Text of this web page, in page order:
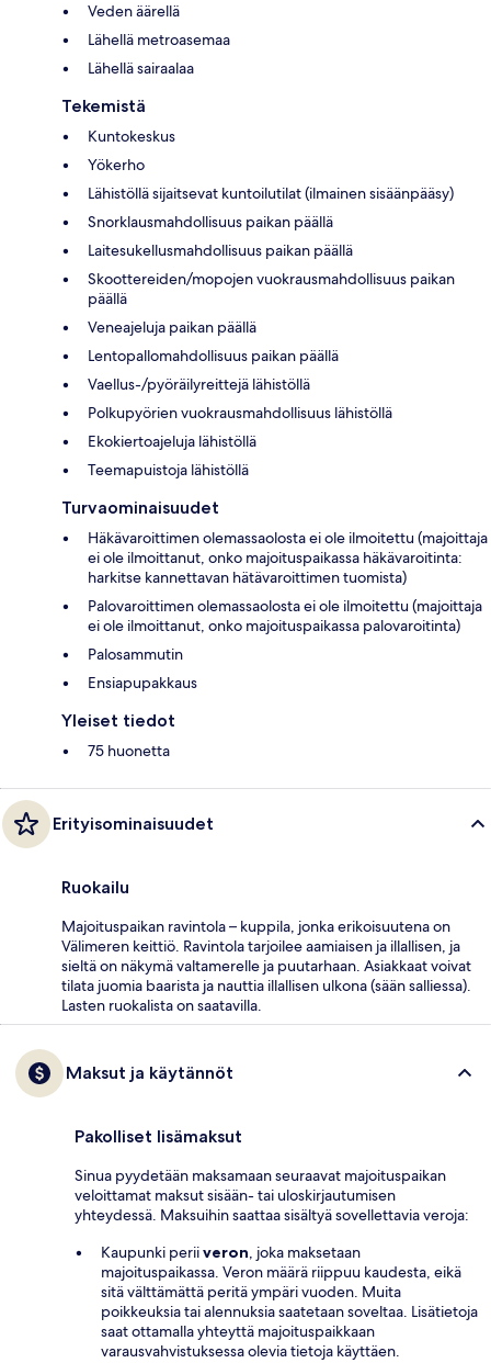
Veden äärellä
Lähellä metroasemaa
Lähellä sairaalaa
Tekemistä
Kuntokeskus
Yökerho
Lähistöllä sijaitsevat kuntoilutilat (ilmainen sisäänpääsy)
Snorklausmahdollisuus paikan päällä
Laitesukellusmahdollisuus paikan päällä
Skoottereiden/mopojen vuokrausmahdollisuus paikan
päällä
Veneajeluja paikan päällä
Lentopallomahdollisuus paikan päällä
Vaellus-/pyöräilyreittejä lähistöllä
Polkupyörien vuokrausmahdollisuus lähistöllä
Ekokiertoajeluja lähistöllä
Teemapuistoja lähistöllä
Turvaominaisuudet
Häkävaroittimen olemassaolosta ei ole ilmoitettu (majoittaja
ei ole ilmoittanut, onko majoituspaikassa häkävaroitinta:
harkitse kannettavan hätävaroittimen tuomista)
Palovaroittimen olemassaolosta ei ole ilmoitettu (majoittaja
ei ole ilmoittanut, onko majoituspaikassa palovaroitinta)
Palosammutin
Ensiapupakkaus
Yleiset tiedot
75 huonetta
Erityisominaisuudet
Ruokailu
Majoituspaikan ravintola – kuppila, jonka erikoisuutena on
Välimeren keittiö. Ravintola tarjoilee aamiaisen ja illallisen, ja
sieltä on näkymä valtamerelle ja puutarhaan. Asiakkaat voivat
tilata juomia baarista ja nauttia illallisen ulkona (sään salliessa).
Lasten ruokalista on saatavilla.
Maksut ja käytännöt
Pakolliset lisämaksut
Sinua pyydetään maksamaan seuraavat majoituspaikan
veloittamat maksut sisään- tai uloskirjautumisen
yhteydessä. Maksuihin saattaa sisältyä sovellettavia veroja:
Kaupunki periiveron, joka maksetaan
majoituspaikassa. Veron määrä riippuu kaudesta, eikä
sitä välttämättä peritä ympäri vuoden. Muita
poikkeuksia tai alennuksia saatetaan soveltaa. Lisätietoja
saat ottamalla yhteyttä majoituspaikkaan
varausvahvistuksessa olevia tietoja käyttäen.